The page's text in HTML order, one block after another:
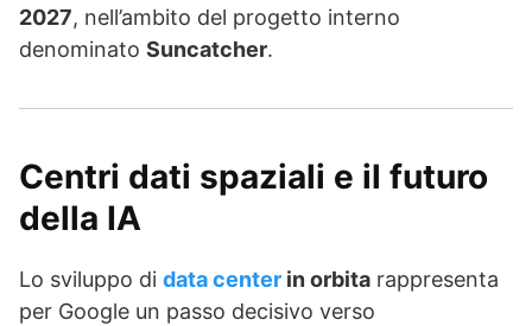
2027, nell’ambito del progetto interno
denominato Suncatcher.
Centri dati spaziali e il futuro
della IA
Lo sviluppo di data center in orbita rappresenta
per Google un passo decisivo verso